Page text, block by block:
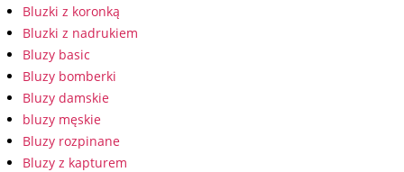
Bluzki z koronką
Bluzki z nadrukiem
Bluzy basic
Bluzy bomberki
Bluzy damskie
bluzy męskie
Bluzy rozpinane
Bluzy z kapturem